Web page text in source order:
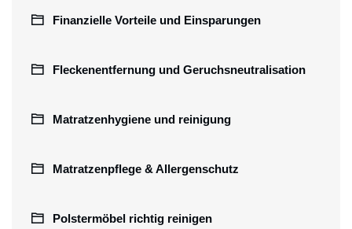
Finanzielle Vorteile und Einsparungen
Fleckenentfernung und Geruchsneutralisation
Matratzenhygiene und reinigung
Matratzenpflege & Allergenschutz
Polstermöbel richtig reinigen